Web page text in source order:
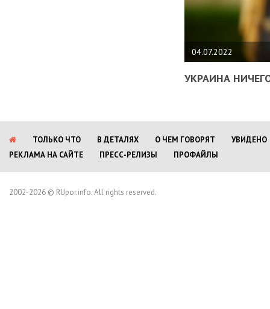
04.07.2022
УКРАИНА
ТОЛЬКО ЧТО В ДЕТАЛЯХ О ЧЕМ ГОВОРЯТ
УВИДЕНО
РЕКЛАМА НА САЙТЕ
ПРЕСС-РЕЛИЗЫ ПРОФАЙЛЫ
2002-2026 © RUpor.info. All rights reserved.